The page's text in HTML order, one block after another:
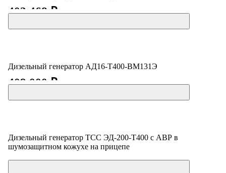
402 468 ₽
Дизельный генератор АД16-Т400-ВМ131Э
409 000 ₽
Дизельный генератор ТСС ЭД-200-Т400 с АВР в
шумозащитном кожухе на прицепе
Цена по запросу